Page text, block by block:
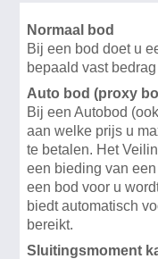
Normaal bod
Bij een bod doet u
bepaald vast bedrag
Auto bod (proxy
Bij een Autobod
aan welke prijs u
te betalen. Het
een bieding van
een bod voor u
biedt automatisch
bereikt.
Sluitingsmoment